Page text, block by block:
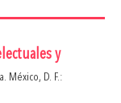
y
México, D. F.: